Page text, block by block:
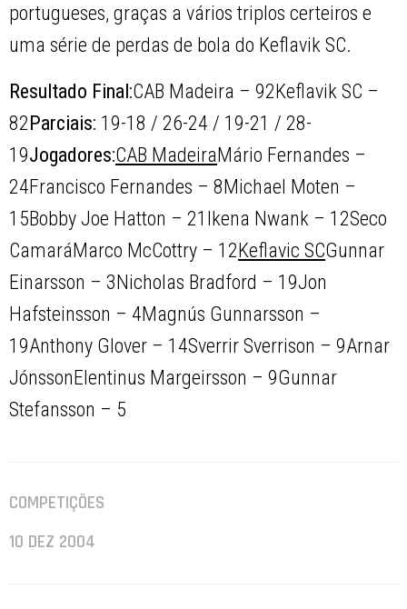
portugueses, graças a vários triplos certeiros e
uma série de perdas de bola do Keflavik SC.
Resultado Final:CAB Madeira – 92Keflavik SC –
82 Parciais: 19-18 / 26-24 / 19-21 / 28-
19Jogadores:CAB MadeiraMário Fernandes –
24Francisco Fernandes – 8Michael Moten –
15Bobby Joe Hatton – 21Ikena Nwank – 12Seco
CamaráMarco McCottry – 12 Keflavic SCGunnar
Einarsson – 3Nicholas Bradford – 19Jon
Hafsteinsson – 4Magnús Gunnarsson –
19Anthony Glover – 14Sverrir Sverrison – 9Arnar
JónssonElentinus Margeirsson – 9Gunnar
Stefansson – 5
COMPETIÇÕES
10 DEZ 2004